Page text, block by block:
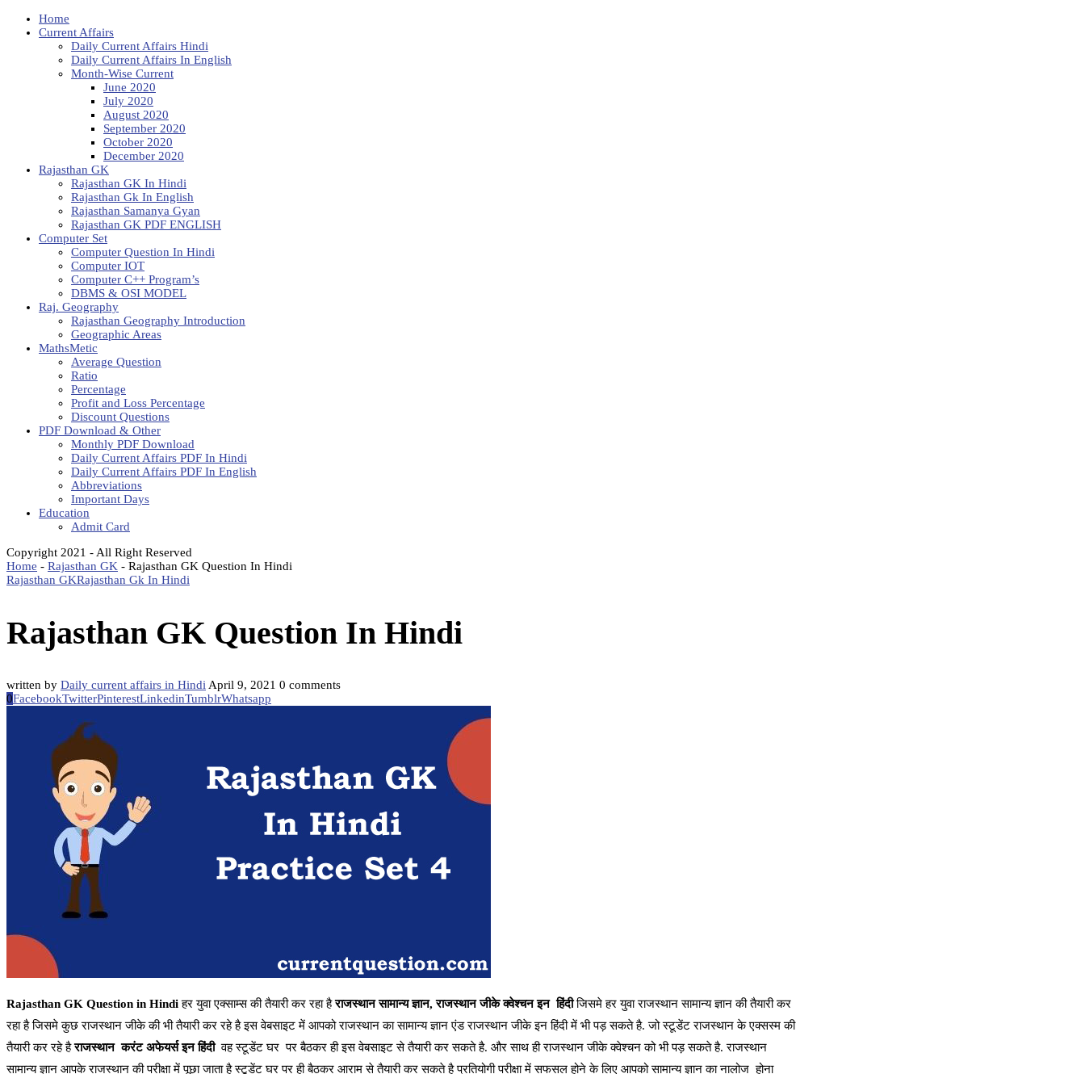
Home
Current Affairs
Daily Current Affairs Hindi
Daily Current Affairs In English
Month-Wise Current
June 2020
July 2020
August 2020
September 2020
October 2020
December 2020
Rajasthan GK
Rajasthan GK In Hindi
Rajasthan Gk In English
Rajasthan Samanya Gyan
Rajasthan GK PDF ENGLISH
Computer Set
Computer Question In Hindi
Computer IOT
Computer C++ Program’s
DBMS & OSI MODEL
Raj. Geography
Rajasthan Geography Introduction
Geographic Areas
MathsMetic
Average Question
Ratio
Percentage
Profit and Loss Percentage
Discount Questions
PDF Download & Other
Monthly PDF Download
Daily Current Affairs PDF In Hindi
Daily Current Affairs PDF In English
Abbreviations
Important Days
Education
Admit Card
Copyright 2021 - All Right Reserved
Home - Rajasthan GK - Rajasthan GK Question In Hindi
Rajasthan GKRajasthan Gk In Hindi
Rajasthan GK Question In Hindi
written by Daily current affairs in HindiApril 9, 2021 0 comments
0FacebookTwitterPinterestLinkedinTumblrWhatsapp
Rajasthan GK Question in Hindiहर युवा एक्साम्स की तैयारी कर रहा हैराजस्थान सामान्य ज्ञान, राजस्थान जीके क्वेश्चन इन हिंदीजिसमे हर युवा राजस्थान सामान्य ज्ञान की तैयारी कर
रहा है जिसमे कुछ राजस्थान जीके की भी तैयारी कर रहे है इस वेबसाइट में आपको राजस्थान का सामान्य ज्ञान एंड राजस्थान जीके इन हिंदी में भी पड़ सकते है. जो स्टूडेंट राजस्थान के एक्सस्म की
तैयारी कर रहे हैराजस्थान करंट अफेयर्स इन हिंदी वह स्टूडेंट घर पर बैठकर ही इस वेबसाइट से तैयारी कर सकते है. और साथ ही राजस्थान जीके क्वेश्चन को भी पड़ सकते है. राजस्थान
सामान्य ज्ञान आपके राजस्थान की परीक्षा में पूछा जाता है स्टूडेंट घर पर ही बैठकर आराम से तैयारी कर सकते है प्रतियोगी परीक्षा में सफसल होने के लिए आपको सामान्य ज्ञान का नालोज होना